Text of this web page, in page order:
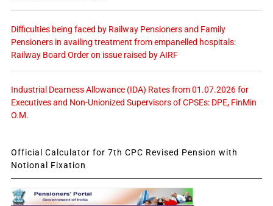
Difficulties being faced by Railway Pensioners and Family
Pensioners in availing treatment from empanelled hospitals:
Railway Board Order on issue raised by AIRF
Industrial Dearness Allowance (IDA) Rates from 01.07.2026 for
Executives and Non-Unionized Supervisors of CPSEs: DPE, FinMin
O.M.
Official Calculator for 7th CPC Revised Pension with
Notional Fixation